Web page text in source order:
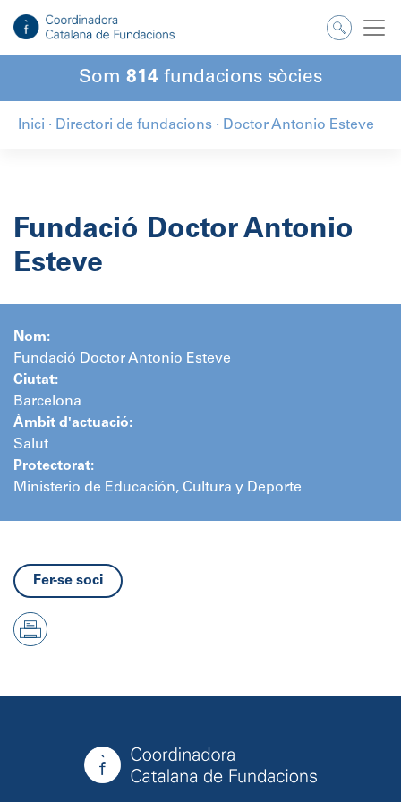
contingut
Som 814 fundacions sòcies
Inici · Directori de fundacions · Doctor Antonio Esteve
Fundació Doctor Antonio
Esteve
Nom:
Fundació Doctor Antonio Esteve
Ciutat:
Barcelona
Àmbit d'actuació:
Salut
Protectorat:
Ministerio de Educación, Cultura y Deporte
Fer-se soci